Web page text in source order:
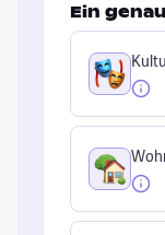
Ein